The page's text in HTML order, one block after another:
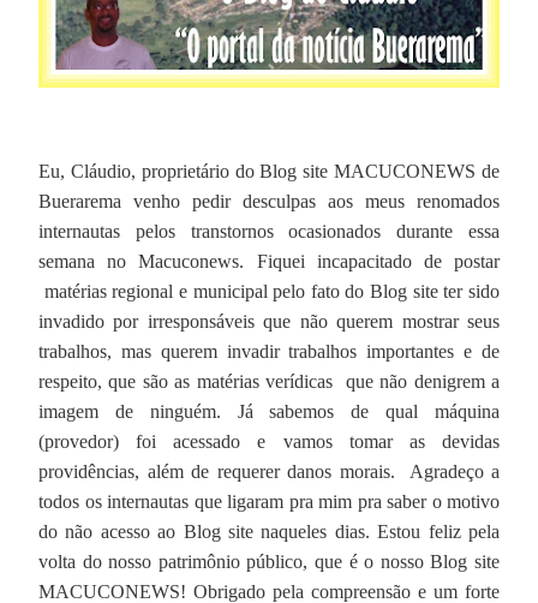
Eu, Cláudio, proprietário do Blog site MACUCONEWS de
Buerarema venho pedir desculpas aos meus renomados
internautas pelos transtornos ocasionados durante essa
semana no Macuconews. Fiquei incapacitado de postar
matérias regional e municipal pelo fato do Blog site ter sido
invadido por irresponsáveis que não querem mostrar seus
trabalhos, mas querem invadir trabalhos importantes e de
respeito, que são as matérias verídicas que não denigrem a
imagem de ninguém. Já sabemos de qual máquina
(provedor) foi acessado e vamos tomar as devidas
providências, além de requerer danos morais. Agradeço a
todos os internautas que ligaram pra mim pra saber o motivo
do não acesso ao Blog site naqueles dias. Estou feliz pela
volta do nosso patrimônio público, que é o nosso Blog site
MACUCONEWS! Obrigado pela compreensão e um forte